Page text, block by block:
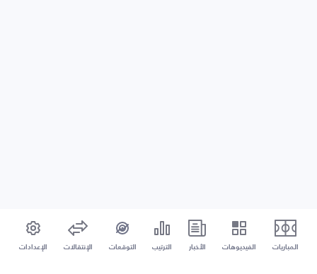
المباريات الفيديوهات الأخبار الترتيب التوقعات الإنتقالات الإعدادات